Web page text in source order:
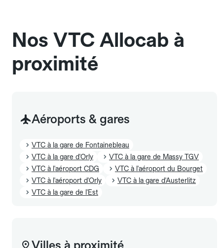
Nos VTC Allocab à
proximité
Aéroports & gares
VTC à la gare de Fontainebleau
VTC à la gare d'Orly
VTC à la gare de Massy TGV
VTC à l'aéroport CDG
VTC à l'aéroport du Bourget
VTC à l'aéroport d'Orly
VTC à la gare d'Austerlitz
VTC à la gare de l'Est